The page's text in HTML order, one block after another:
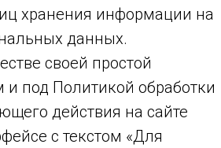
хранения информации на
данных.
своей простой
под Политикой обработки
действия на сайте
с текстом «Для